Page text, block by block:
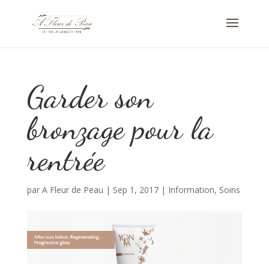
Garder son
bronzage pour la
rentrée
par A Fleur de Peau | Sep 1, 2017| Information, Soins